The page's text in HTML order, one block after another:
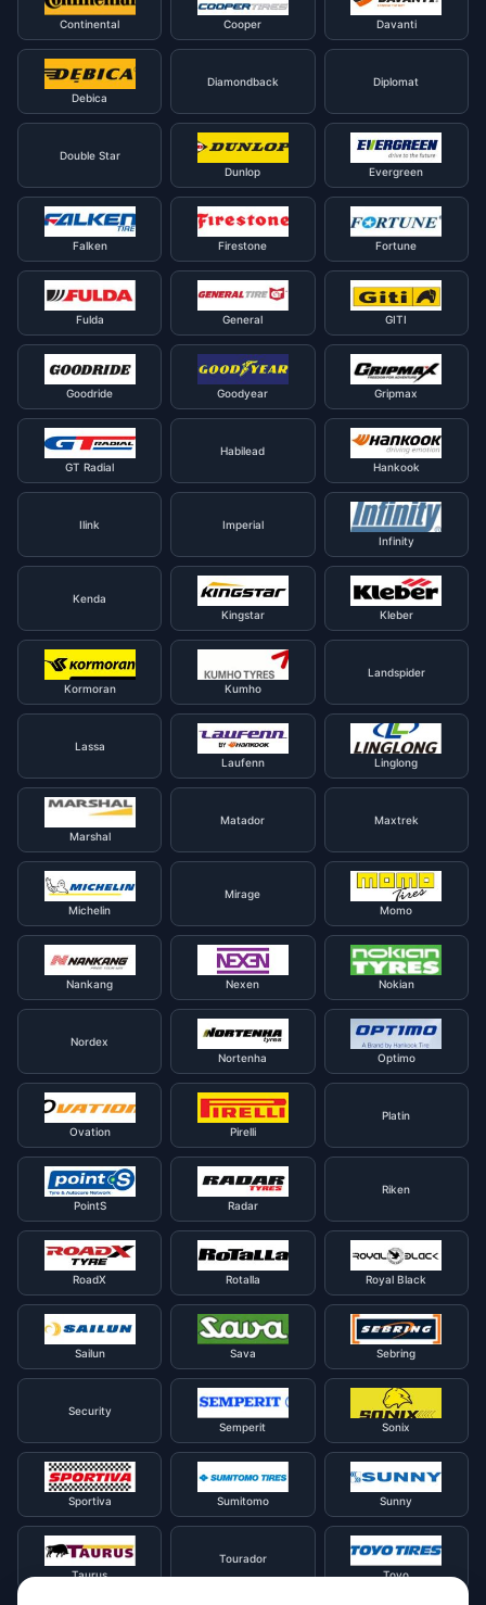
Continental Cooper Davanti
Debica
Diamondback Diplomat
Double Star
Dunlop
Evergreen
Falken Firestone Fortune
Fulda General GITI
Goodride Goodyear Gripmax
GT Radial
Habilead
Hankook
Ilink
Imperial
Infinity
Kenda
Kingstar
Kleber
Kormoran Kumho
Landspider
Lassa
Laufenn
Linglong
Marshal
Matador Maxtrek
Michelin
Mirage
Momo
Nankang Nexen Nokian
Nordex
Nortenha
Optimo
Ovation Pirelli
Platin
PointS Radar
Riken
RoadX Rotalla Royal Black
Sailun Sava Sebring
Security
Semperit
Sonix
Sportiva Sumitomo Sunny
Taurus
Tourador
Toyo